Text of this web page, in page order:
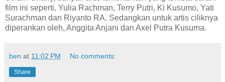
film ini seperti, Yulia Rachman, Terry Putri, Ki Kusumo, Yati
Surachman dan Riyanto RA. Sedangkan untuk artis ciliknya
diperankan oleh, Anggita Anjani dan Axel Putra Kusuma.
ben at 11:02 PM No comments:
Share